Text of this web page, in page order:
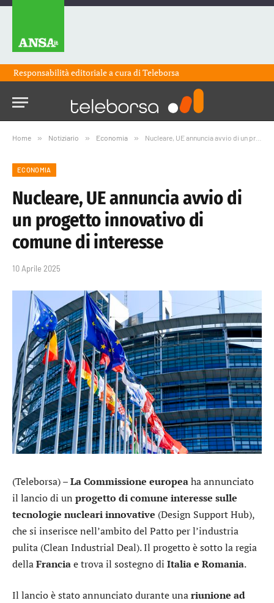
Responsabilità editoriale a cura diTeleborsa
Home » Notiziario » Economia » Nucleare, UE annuncia avvio di un progetto innovativo di comune di interesse
ECONOMIA
Nucleare, UE annuncia avvio di
un progetto innovativo di
comune di interesse
10 Aprile 2025
(Teleborsa) –La Commissione europeaha annunciato
il lancio di un progetto di comune interesse sulle
tecnologie nucleari innovative (Design Support Hub),
che si inserisce nell’ambito del Patto per l’industria
pulita (Clean Industrial Deal). Il progetto è sotto la regia
dellaFranciae trova il sostegno di Italia e Romania.
Il lancio è stato annunciato durante unariunione ad